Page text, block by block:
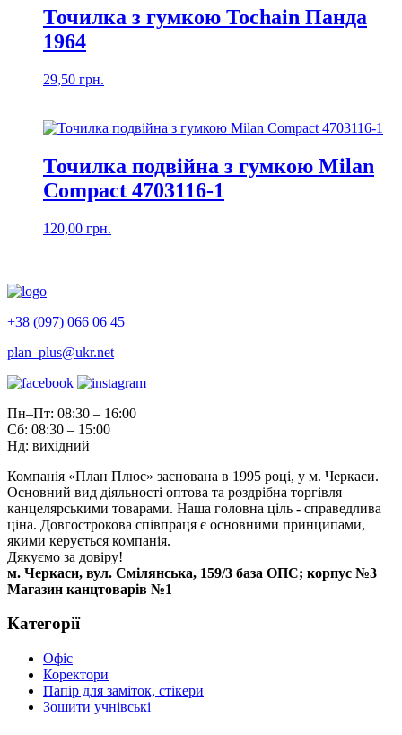
Точилка з гумкою Tochain Панда
1964
29,50 грн.
Точилка подвійна з гумкою Milan
Compact 4703116-1
120,00 грн.
+38 (097) 066 06 45
plan_plus@ukr.net
Пн–Пт: 08:30 – 16:00
Сб: 08:30 – 15:00
Нд: вихідний
Компанія «План Плюс» заснована в 1995 році, у м. Черкаси.
Основний вид діяльності оптова та роздрібна торгівля
канцелярськими товарами. Наша головна ціль - справедлива
ціна. Довгострокова співпраця є основними принципами,
якими керується компанія.
Дякуємо за довіру!
м. Черкаси, вул. Смілянська, 159/3 база ОПС; корпус №3
Магазин канцтоварів №1
Категорії
Офіс
Коректори
Папір для заміток, стікери
Зошити учнівські